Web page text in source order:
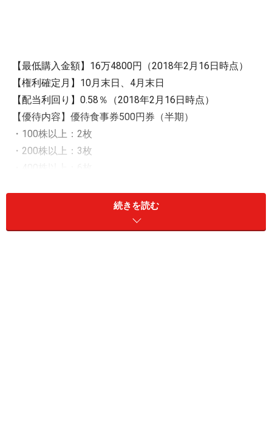
【最低購入金額】16万4800円（2018年2月16日時点）
【権利確定月】10月末日、4月末日
【配当利回り】0.58％（2018年2月16日時点）
【優待内容】優待食事券500円券（半期）
・100株以上：2枚
・200株以上：3枚
続きを読む